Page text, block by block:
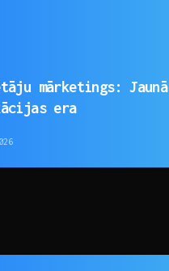
mārketings: Jaunā
era